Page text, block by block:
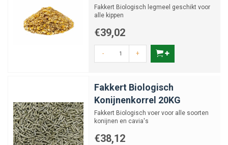
Fakkert Biologisch legmeel geschikt voor
alle kippen
€39,02
- +
Fakkert Biologisch
Konijnenkorrel 20KG
Fakkert Biologisch voer voor alle soorten
konijnen en cavia's
€38,12